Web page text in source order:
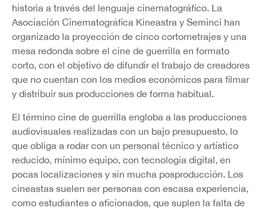
historia a través del lenguaje cinematográfico. La
Asociación Cinematográfica Kineastra y Seminci han
organizado la proyección de cinco cortometrajes y una
mesa redonda sobre el cine de guerrilla en formato
corto, con el objetivo de difundir el trabajo de creadores
que no cuentan con los medios económicos para filmar
y distribuir sus producciones de forma habitual.
El término cine de guerrilla engloba a las producciones
audiovisuales realizadas con un bajo presupuesto, lo
que obliga a rodar con un personal técnico y artístico
reducido, mínimo equipo, con tecnología digital, en
pocas localizaciones y sin mucha posproducción. Los
cineastas suelen ser personas con escasa experiencia,
como estudiantes o aficionados, que suplen la falta de